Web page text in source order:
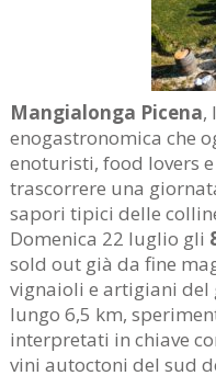
Mangialonga Picena,
enogastronomica che
enoturisti, food lovers
trascorrere una
sapori tipici delle
Domenica 22 luglio gli
sold out già da fine
vignaioli e artigiani del
lungo 6,5 km,
interpretati in chiave
vini autoctoni del sud